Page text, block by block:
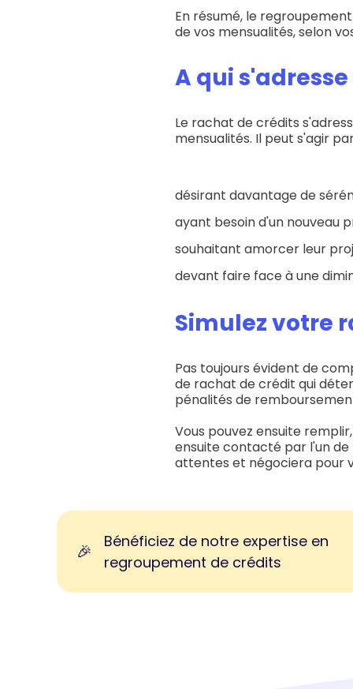
En résumé, le
de vos mensualités, selon
A qui
Le rachat de crédits
mensualités. Il peut s'agir
désirant davantage de
ayant besoin d'un nouveau
souhaitant amorcer leur
devant faire face à une
Simulez votre
Pas toujours évident de
de rachat de crédit qui
pénalités de
Vous pouvez ensuite
ensuite contacté par l'un
attentes et négociera pour
🎉
Bénéficiez de notre expertise en
regroupement de crédits